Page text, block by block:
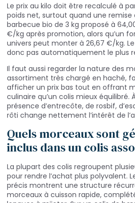
Le prix au kilo doit être recalculé à
poids net, surtout quand une remise
barbecue bio de 3 kg proposé à
€/kg après promotion, alors qu’un
univers peut monter à 26,67 €/kg. Le
donc pas automatiquement le plus
Il faut aussi regarder la nature des
assortiment très chargé en haché,
afficher un prix bas tout en offrant
culinaire qu’un colis mieux équilibré.
présence d’entrecôte, de rosbif,
rôti change nettement l’intérêt de
Quels morceaux sont
inclus dans un colis
La plupart des colis regroupent
pour rendre l’achat plus polyvalent.
précis montrent une structure
morceaux à cuisson rapide,